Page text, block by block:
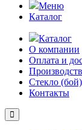
Меню
Каталог
Каталог
О компании
Оплата и
Стекло (бой)
Контакты